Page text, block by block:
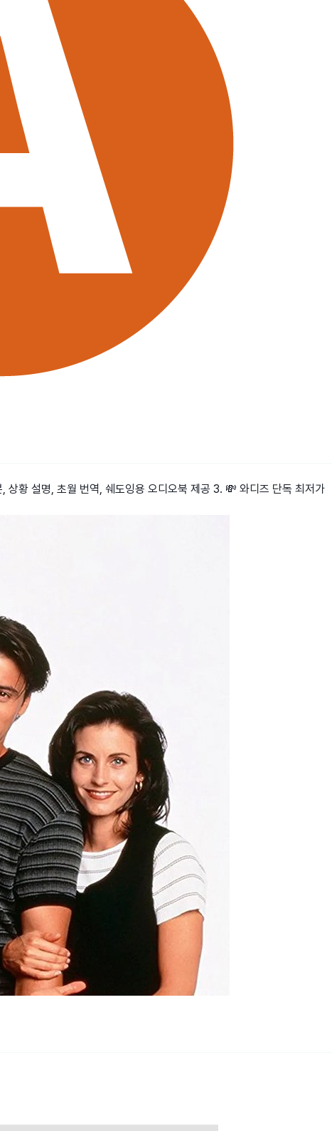
황 설명, 초월 번역, 쉐도잉용 오디오북 제공 3. 💸 와디즈 단독 최저가